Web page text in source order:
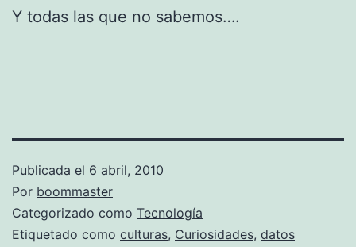
Y todas las que no sabemos….
Publicada el 6 abril, 2010
Por boommaster
Categorizado como Tecnología
Etiquetado como culturas, Curiosidades, datos